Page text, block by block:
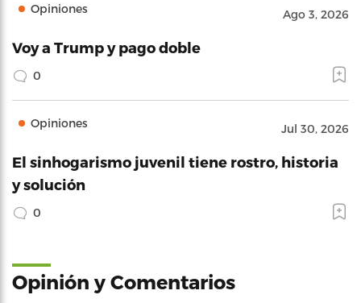
Opiniones Ago 3, 2026
Voy a Trump y pago doble
0
Opiniones Jul 30, 2026
El sinhogarismo juvenil tiene rostro, historia
y solución
0
Opinión y Comentarios